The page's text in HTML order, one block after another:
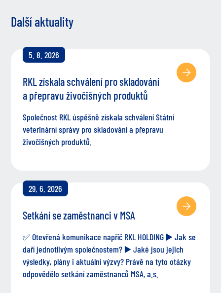
Další aktuality
5. 8. 2026
RKL získala schválení pro skladování
a přepravu živočišných produktů
Společnost RKL úspěšně získala schválení Státní
veterinární správy pro skladování a přepravu
živočišných produktů.
29. 6. 2026
Setkání se zaměstnanci v MSA
✅ Otevřená komunikace napříč RKL HOLDING ▶️ Jak se
daří jednotlivým společnostem? ▶️ Jaké jsou jejich
výsledky, plány i aktuální výzvy? Právě na tyto otázky
odpovědělo setkání zaměstnanců MSA, a.s.